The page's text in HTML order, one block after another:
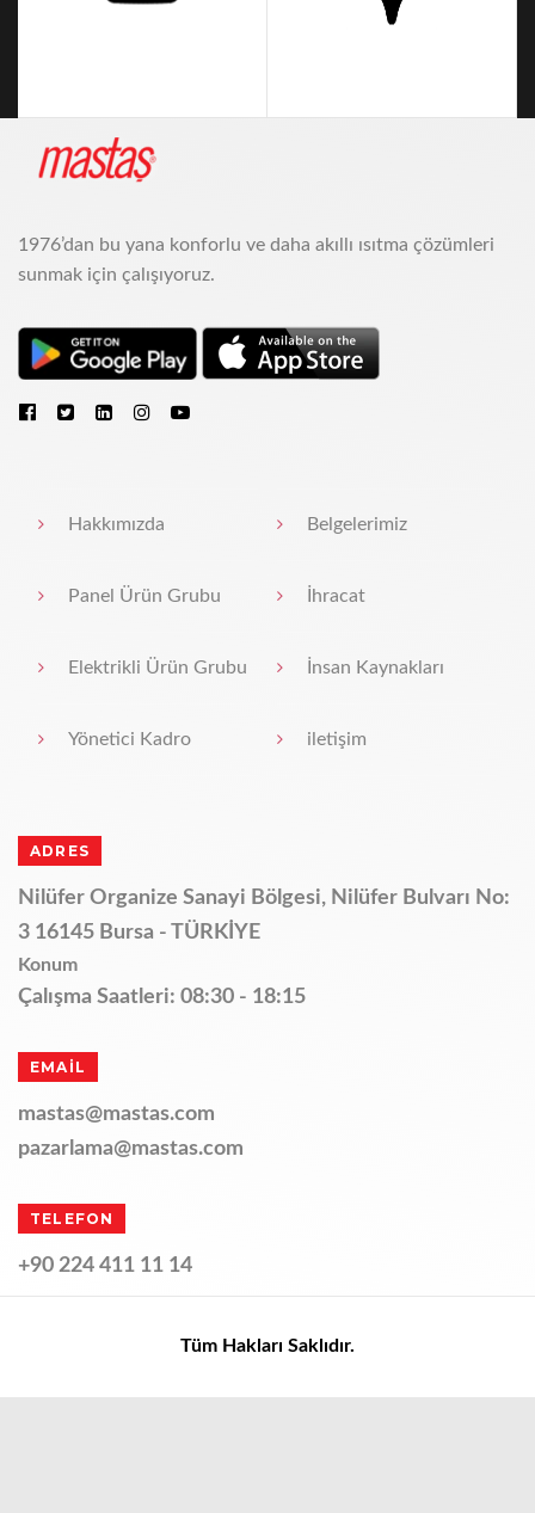
1976’dan bu yana konforlu ve daha akıllı ısıtma çözümleri
sunmak için çalışıyoruz.
Hakkımızda
Panel Ürün Grubu
Elektrikli Ürün Grubu
Yönetici Kadro
Belgelerimiz
İhracat
İnsan Kaynakları
iletişim
ADRES
Nilüfer Organize Sanayi Bölgesi, Nilüfer Bulvarı No:
3 16145 Bursa - TÜRKİYE
Konum
Çalışma Saatleri: 08:30 - 18:15
EMAİL
mastas@mastas.com
pazarlama@mastas.com
TELEFON
+90 224 411 11 14
Tüm Hakları Saklıdır.